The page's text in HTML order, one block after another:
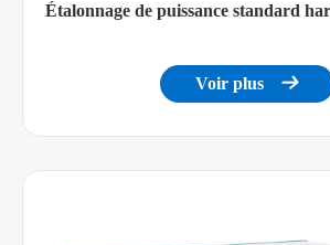
Étalonnage de puissance standard
Voir plus 